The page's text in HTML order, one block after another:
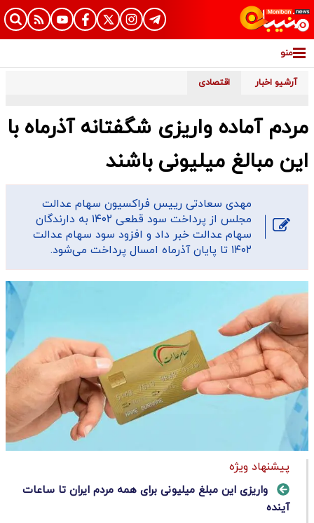
منو
آرشیو اخبار اقتصادی
مردم آماده واریزی شگفتانه آذرماه با
این مبالغ میلیونی باشند
مهدی سعادتی رییس فراکسیون سهام عدالت
مجلس از پرداخت سود قطعی ۱۴۰۲ به دارندگان
سهام عدالت خبر داد و افزود سود سهام عدالت
۱۴۰۲ تا پایان آذرماه امسال پرداخت می‌شود.
پیشنهاد ویژه
واریزی این مبلغ میلیونی برای همه مردم ایران تا ساعات
آینده